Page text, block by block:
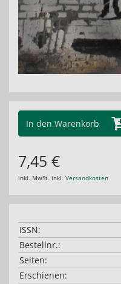
In den Warenkorb
7,45 €
inkl. MwSt. inkl. Versandkosten
ISSN:
Bestellnr.:
Seiten:
Erschienen: